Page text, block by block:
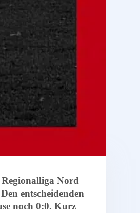
Regionalliga Nord
entscheidenden
noch 0:0. Kurz